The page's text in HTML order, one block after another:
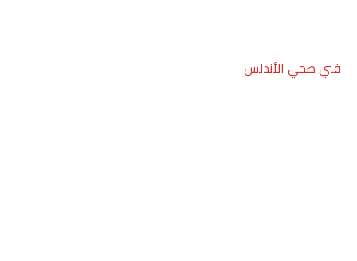
فني صحي الأندلس